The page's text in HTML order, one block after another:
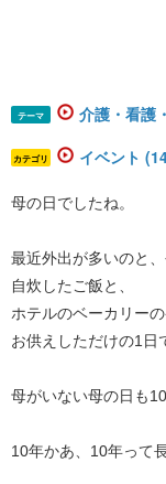
テーマ 介護・看護
カテゴリ イベント
母の日でしたね。
最近外出が多いのと
自炊したご飯と、
ホテルのベーカリー
お供えしただけの1日
母がいない母の日も
10年かあ、10年って